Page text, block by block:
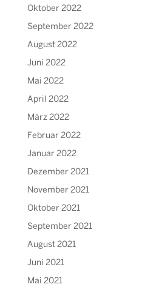
Oktober 2022
September 2022
August 2022
Juni 2022
Mai 2022
April 2022
März 2022
Februar 2022
Januar 2022
Dezember 2021
November 2021
Oktober 2021
September 2021
August 2021
Juni 2021
Mai 2021